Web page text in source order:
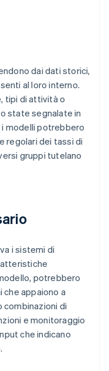
dai dati storici,
al loro interno.
tipi di attività o
state segnalate in
modelli potrebbero
regolari dei tassi di
gruppi tutelano
i sistemi di
potrebbero
appaiono a
combinazioni di
e monitoraggio
che indicano